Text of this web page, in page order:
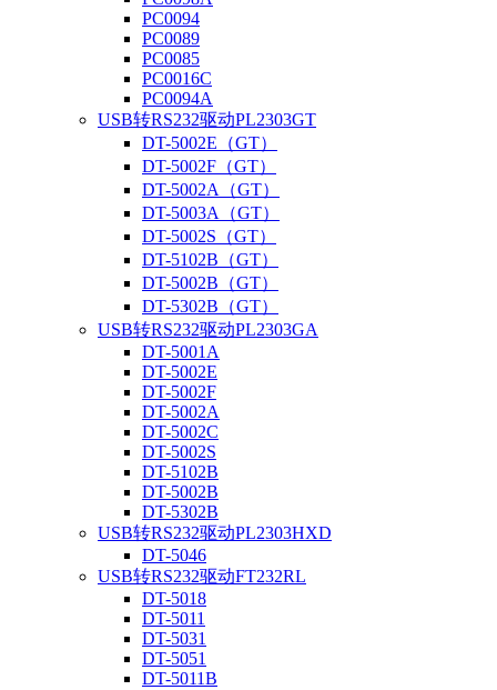
PC0094
PC0089
PC0085
PC0016C
PC0094A
USB转RS232驱动PL2303GT
DT-5002E（GT）
DT-5002F（GT）
DT-5002A（GT）
DT-5003A（GT）
DT-5002S（GT）
DT-5102B（GT）
DT-5002B（GT）
DT-5302B（GT）
USB转RS232驱动PL2303GA
DT-5001A
DT-5002E
DT-5002F
DT-5002A
DT-5002C
DT-5002S
DT-5102B
DT-5002B
DT-5302B
USB转RS232驱动PL2303HXD
DT-5046
USB转RS232驱动FT232RL
DT-5018
DT-5011
DT-5031
DT-5051
DT-5011B